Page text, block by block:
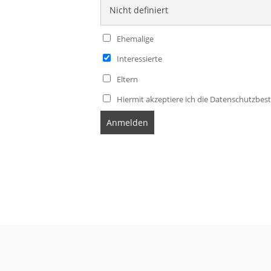
Ehemalige
Interessierte
Eltern
Hiermit akzeptiere ich die